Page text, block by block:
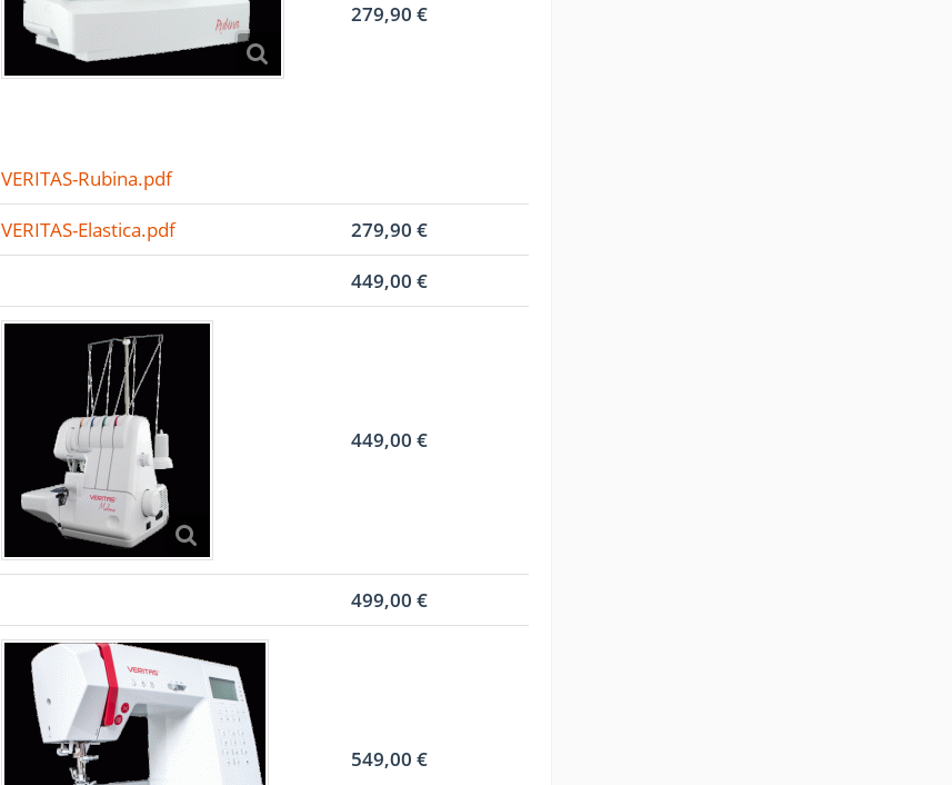
VERITAS-Rubina.pdf
279,90 €
VERITAS-Elastica.pdf
279,90 €
449,00 €
449,00 €
499,00 €
549,00 €